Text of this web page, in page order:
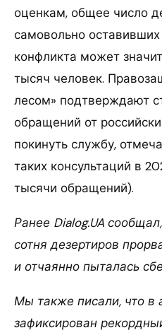
оценкам, общее число
самовольно
конфликта может
тысяч человек.
лесом» подтверждают
обращений от
покинуть службу,
таких консультаций в
тысячи обращений).
Ранее Dialog.UA
сотня дезертиров
и отчаянно пыталась
Мы также писали, что в
зафиксирован